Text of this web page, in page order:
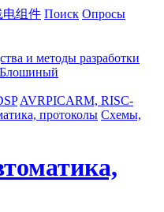
电组件 Поиск Опросы
и методы разработки
Блошиный
AVRPICARM, RISC-
протоколы Схемы,